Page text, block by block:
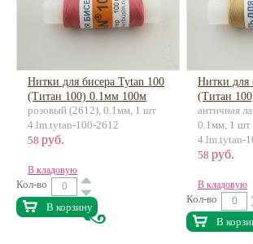
Нитки для бисера Tytan 100
(Титан 100) 0.1мм 100м
розовый (2612), 0.1мм, 1 шт
4.lm.tytan-100-2612
58 руб.
В кладовую
Кол-во
В корзину
Нитки для
(Титан
античная
0.1мм, 1 шт
4.lm.tytan-
58 руб.
В кладовую
Кол-во
В